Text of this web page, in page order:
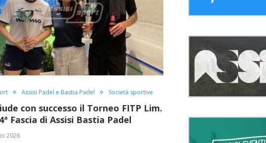
Assisi Padel e Bastia Padel Società sportive
con successo il Torneo FITP Lim.
Fascia di Assisi Bastia Padel
2026